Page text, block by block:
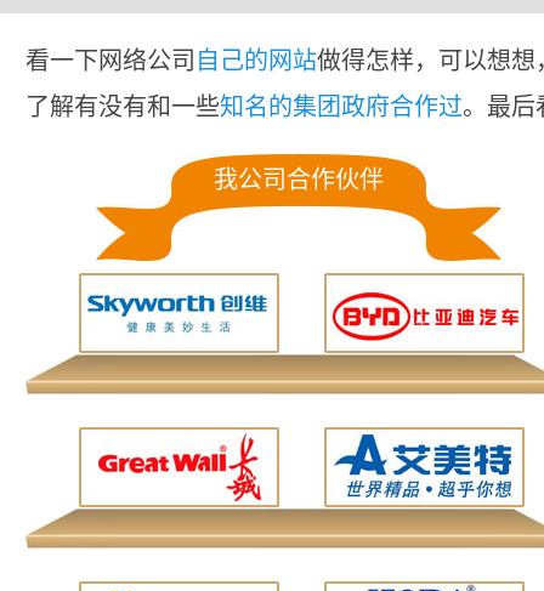
看一下网络公司 自己的网站做得怎样，可以想
了解有没有和一些知名的集团政府合作过。最后
我公司合作伙伴